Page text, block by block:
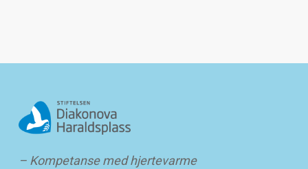
– Kompetanse med hjertevarme